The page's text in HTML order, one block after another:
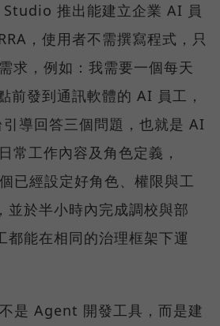
Studio 推出能建立企業 AI 員
，使用者不需撰寫程式，只
求，例如：我需要一個每天
前發到通訊軟體的 AI 員工，
導回答三個問題，也就是 AI
常工作內容及角色定義，
已經設定好角色、權限與工
並於半小時內完成調校與部
都能在相同的治理框架下運
是 Agent 開發工具，而是建